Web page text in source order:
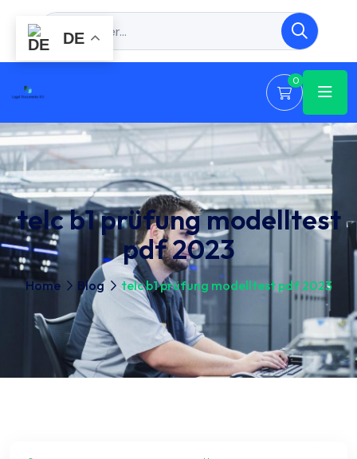
0
telc b1 prüfung modelltest
pdf 2023
Home Blog telc b1 prüfung modelltest pdf 2023
DE